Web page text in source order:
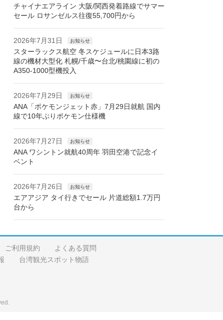
チャイナエアライン 大阪/関西発着路線でサマー
セール ロサンゼルス往復55,700円から
2026年7月31日 お知らせ
スターラックス航空 冬スケジュールに日本3路
線の機材大型化 札幌/千歳〜台北/桃園線に初の
A350-1000型機投入
2026年7月29日 お知らせ
ANA「ポケモンジェット赤」7月29日就航 国内
線で10年ぶりポケモン仕様機
2026年7月27日 お知らせ
ANA ワシントン就航40周年 羽田空港で記念イ
ベント
2026年7月26日 お知らせ
エアアジア タイ行きでセール 片道総額1.7万円
台から
ご利用規約
よくある質問
台湾観光スポット物語